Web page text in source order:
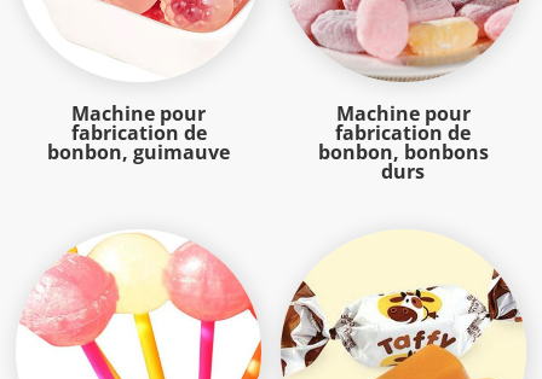
Machine pour
fabrication de
bonbon, guimauve
Machine pour
fabrication de
bonbon, bonbons
durs